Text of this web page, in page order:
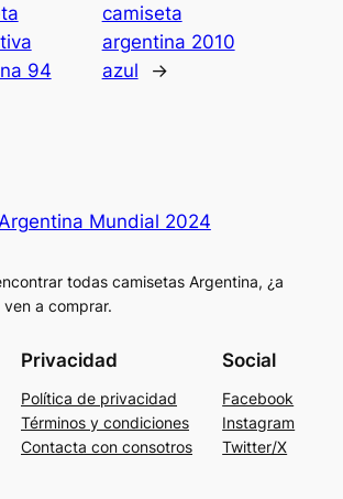
94
camiseta
argentina 2010
azul
→
Mundial 2024
todas camisetas Argentina, ¿a
a comprar.
Privacidad
Política de privacidad
Términos y condiciones
Contacta con consotros
Social
Facebook
Instagram
Twitter/X